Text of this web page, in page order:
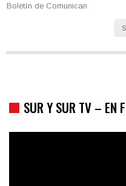
Boletín de Comunican
SUR Y SUR TV – EN